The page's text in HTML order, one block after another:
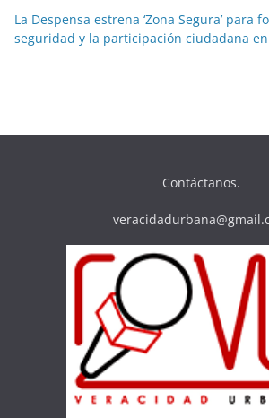
La Despensa estrena ‘Zona Segura’ para
seguridad y la participación ciudadana en
Contáctanos.